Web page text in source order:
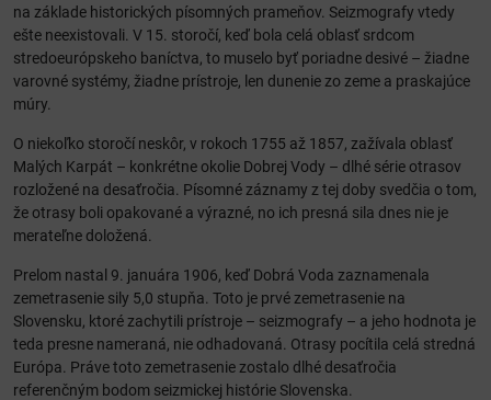
na základe historických písomných prameňov. Seizmografy vtedy
ešte neexistovali. V 15. storočí, keď bola celá oblasť srdcom
stredoeurópskeho baníctva, to muselo byť poriadne desivé – žiadne
varovné systémy, žiadne prístroje, len dunenie zo zeme a praskajúce
múry.
O niekoľko storočí neskôr, v rokoch 1755 až 1857, zažívala oblasť
Malých Karpát – konkrétne okolie Dobrej Vody – dlhé série otrasov
rozložené na desaťročia. Písomné záznamy z tej doby svedčia o tom,
že otrasy boli opakované a výrazné, no ich presná sila dnes nie je
merateľne doložená.
Prelom nastal 9. januára 1906, keď Dobrá Voda zaznamenala
zemetrasenie sily 5,0 stupňa. Toto je prvé zemetrasenie na
Slovensku, ktoré zachytili prístroje – seizmografy – a jeho hodnota je
teda presne nameraná, nie odhadovaná. Otrasy pocítila celá stredná
Európa. Práve toto zemetrasenie zostalo dlhé desaťročia
referenčným bodom seizmickej histórie Slovenska.